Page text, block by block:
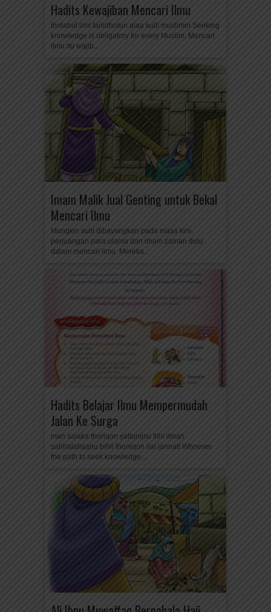
Hadits Kewajiban Mencari Ilmu
tholabul ilmi fariidhotun alaa kulli muslimin Seeking
knowledge is obligatory for every Muslim. Mencari
ilmu itu wajib...
Imam Malik Jual Genting untuk Bekal
Mencari Ilmu
Mungkin sulit dibayangkan pada masa kini,
perjuangan para ulama dan imam zaman dulu
dalam mencari ilmu. Mereka...
Hadits Belajar Ilmu Mempermudah
Jalan Ke Surga
man salaka thoriqon yaltamisu fiihi ilman
sahhalallaahu bihii thoriiqon ilal jannati Whoever
the path to seek knowledge,...